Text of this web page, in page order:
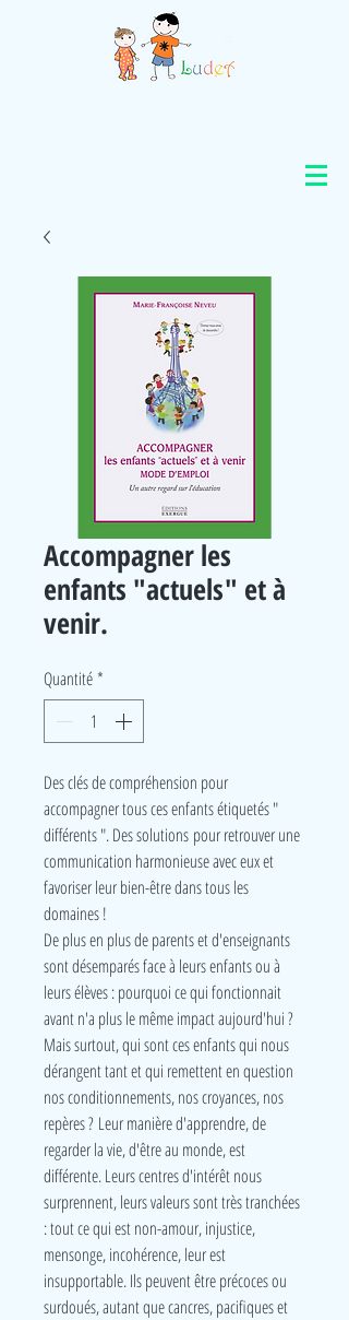
Accompagner les
enfants "actuels" et à
venir.
Quantité *
Des clés de compréhension pour
accompagner tous ces enfants étiquetés "
différents ". Des solutions pour retrouver une
communication harmonieuse avec eux et
favoriser leur bien-être dans tous les
domaines !
De plus en plus de parents et d'enseignants
sont désemparés face à leurs enfants ou à
leurs élèves : pourquoi ce qui fonctionnait
avant n'a plus le même impact aujourd'hui ?
Mais surtout, qui sont ces enfants qui nous
dérangent tant et qui remettent en question
nos conditionnements, nos croyances, nos
repères ? Leur manière d'apprendre, de
regarder la vie, d'être au monde, est
différente. Leurs centres d'intérêt nous
surprennent, leurs valeurs sont très tranchées
: tout ce qui est non-amour, injustice,
mensonge, incohérence, leur est
insupportable. Ils peuvent être précoces ou
surdoués, autant que cancres, pacifiques et